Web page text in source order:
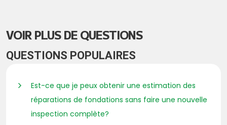
VOIR PLUS DE QUESTIONS
QUESTIONS POPULAIRES
Est-ce que je peux obtenir une estimation des
réparations de fondations sans faire une nouvelle
inspection complète?